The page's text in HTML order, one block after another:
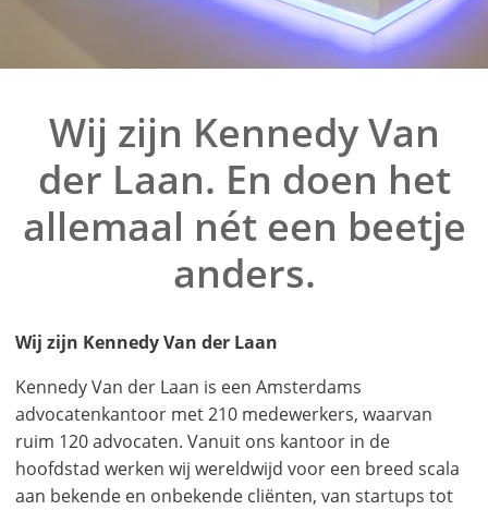
Wij zijn Kennedy Van
der Laan. En doen het
allemaal nét een beetje
anders.
Wij zijn Kennedy Van der Laan
Kennedy Van der Laan is een Amsterdams
advocatenkantoor met 210 medewerkers, waarvan
ruim 120 advocaten. Vanuit ons kantoor in de
hoofdstad werken wij wereldwijd voor een breed scala
aan bekende en onbekende cliënten, van startups tot